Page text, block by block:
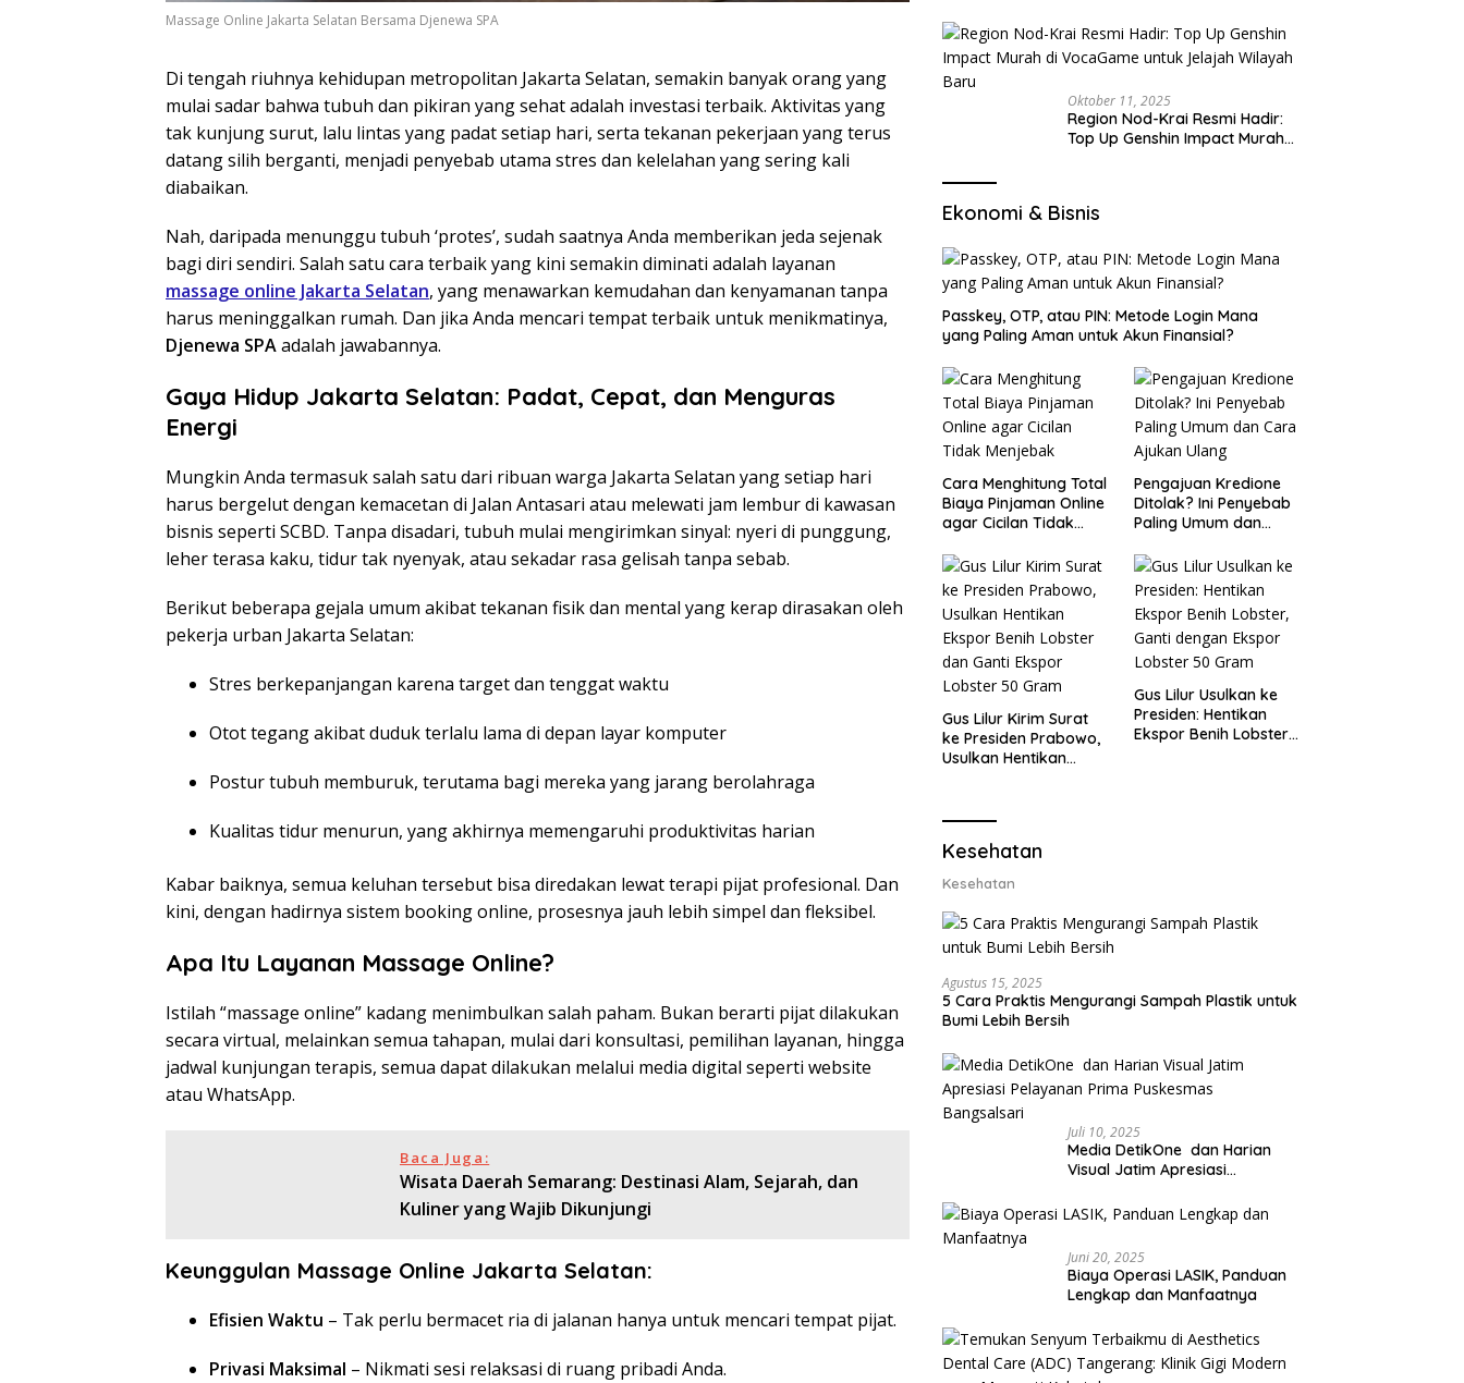
Massage Online Jakarta Selatan Bersama Djenewa SPA
Di tengah riuhnya kehidupan metropolitan Jakarta Selatan, semakin banyak orang yang
mulai sadar bahwa tubuh dan pikiran yang sehat adalah investasi terbaik. Aktivitas yang
tak kunjung surut, lalu lintas yang padat setiap hari, serta tekanan pekerjaan yang terus
datang silih berganti, menjadi penyebab utama stres dan kelelahan yang sering kali
diabaikan.
Nah, daripada menunggu tubuh ‘protes’, sudah saatnya Anda memberikan jeda sejenak
bagi diri sendiri. Salah satu cara terbaik yang kini semakin diminati adalah layanan
massage online Jakarta Selatan, yang menawarkan kemudahan dan kenyamanan tanpa
harus meninggalkan rumah. Dan jika Anda mencari tempat terbaik untuk menikmatinya,
Djenewa SPAadalah jawabannya.
Gaya Hidup Jakarta Selatan: Padat, Cepat, dan Menguras
Energi
Mungkin Anda termasuk salah satu dari ribuan warga Jakarta Selatan yang setiap hari
harus bergelut dengan kemacetan di Jalan Antasari atau melewati jam lembur di kawasan
bisnis seperti SCBD. Tanpa disadari, tubuh mulai mengirimkan sinyal: nyeri di punggung,
leher terasa kaku, tidur tak nyenyak, atau sekadar rasa gelisah tanpa sebab.
Berikut beberapa gejala umum akibat tekanan fisik dan mental yang kerap dirasakan oleh
pekerja urban Jakarta Selatan:
Stres berkepanjangan karena target dan tenggat waktu
Otot tegang akibat duduk terlalu lama di depan layar komputer
Postur tubuh memburuk, terutama bagi mereka yang jarang berolahraga
Kualitas tidur menurun, yang akhirnya memengaruhi produktivitas harian
Kabar baiknya, semua keluhan tersebut bisa diredakan lewat terapi pijat profesional. Dan
kini, dengan hadirnya sistem booking online, prosesnya jauh lebih simpel dan fleksibel.
Apa Itu Layanan Massage Online?
Istilah “massage online” kadang menimbulkan salah paham. Bukan berarti pijat dilakukan
secara virtual, melainkan semua tahapan, mulai dari konsultasi, pemilihan layanan, hingga
jadwal kunjungan terapis, semua dapat dilakukan melalui media digital seperti website
atau WhatsApp.
Baca Juga:
Wisata Daerah Semarang: Destinasi Alam, Sejarah, dan
Kuliner yang Wajib Dikunjungi
Keunggulan Massage Online Jakarta Selatan:
Efisien Waktu – Tak perlu bermacet ria di jalanan hanya untuk mencari tempat pijat.
Privasi Maksimal – Nikmati sesi relaksasi di ruang pribadi Anda.
Oktober 11, 2025
Region Nod-Krai Resmi Hadir:
Top Up Genshin Impact Murah
Ekonomi & Bisnis
Passkey, OTP, atau PIN: Metode Login Mana
yang Paling Aman untuk Akun Finansial?
Cara Menghitung Total
Biaya Pinjaman Online
agar Cicilan Tidak
Pengajuan Kredione
Ditolak? Ini Penyebab
Paling Umum dan
Gus Lilur Kirim Surat
ke Presiden Prabowo,
Usulkan Hentikan
Lobster 50 Gram
Gus Lilur Usulkan ke
Presiden: Hentikan
Ekspor Benih Lobster,
Kesehatan
Kesehatan
Agustus 15, 2025
5 Cara Praktis Mengurangi Sampah Plastik untuk
Bumi Lebih Bersih
Juli 10, 2025
Media DetikOne dan Harian
Visual Jatim Apresiasi
Bangsalsari
Juni 20, 2025
Biaya Operasi LASIK, Panduan
Lengkap dan Manfaatnya